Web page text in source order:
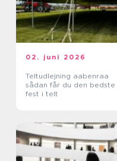
02. juni 2026
Teltudlejning aabenraa
sådan får du den bedste
fest i telt